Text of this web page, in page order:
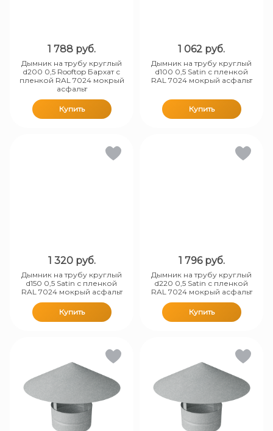
1 788 руб.
Дымник на трубу круглый
d200 0,5 Rooftop Бархат с
пленкой RAL 7024 мокрый
асфальт
Купить
1 062 руб.
Дымник на трубу круглый
d100 0,5 Satin с пленкой
RAL 7024 мокрый асфальт
Купить
1 320 руб.
Дымник на трубу круглый
d150 0,5 Satin с пленкой
RAL 7024 мокрый асфальт
Купить
1 796 руб.
Дымник на трубу круглый
d220 0,5 Satin с пленкой
RAL 7024 мокрый асфальт
Купить